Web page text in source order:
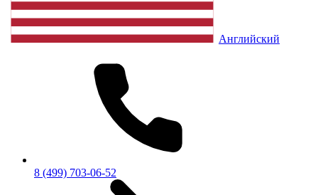
Английский
8 (499) 703-06-52